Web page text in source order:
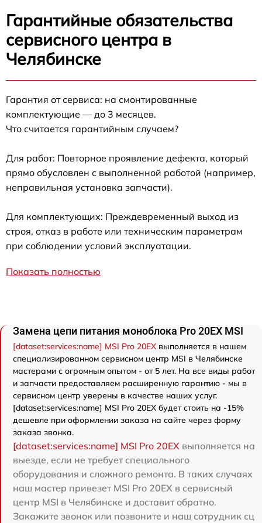
Гарантийные обязательства
сервисного центра в
Челябинске
Гарантия от сервиса: на смонтированные
комплектующие — до 3 месяцев.
Что считается гарантийным случаем?
Для работ: Повторное проявление дефекта, который
прямо обусловлен с выполненной работой (например,
неправильная установка запчасти).
Для комплектующих: Преждевременный выход из
строя, отказ в работе или техническим параметрам
при соблюдении условий эксплуатации.
Показать полностью
Замена цепи питания моноблока Pro 20EX MSI
[dataset:services:name] MSI Pro 20EX выполняется в нашем
специализированном сервисном центр MSI в Челябинске
мастерами с огромным опытом - от 5 лет. На все виды работ
и запчасти предоставляем расширенную гарантию - мы в
сервисном центр уверены в качестве наших услуг.
[dataset:services:name] MSI Pro 20EX будет стоить на -15%
дешевле при оформлении заказа на сайте через форму
заказа звонка.
[dataset:services:name] MSI Pro 20EX выполняется на
выезде, если не требует специального
оборудования и сложного ремонта. В таких случаях
наш мастер привезет MSI Pro 20EX в сервисный
центр MSI в Челябинске и доставит обратно.
Закажите звонок или позвоните и наш сотрудник сц